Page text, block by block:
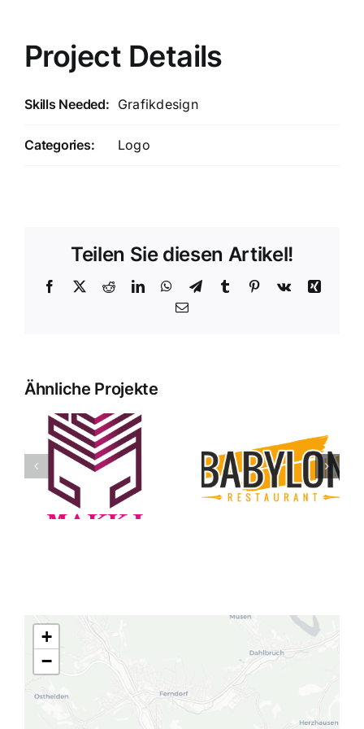
Project Details
Skills Needed: Grafikdesign
Categories: Logo
Teilen Sie diesen Artikel!
Facebook
X RedditLinkedInWhatsApp
TelegramTumblr Pinterest
Vk
Xing
E-
Ähnliche Projekte
Babylon Madihnet
+
−